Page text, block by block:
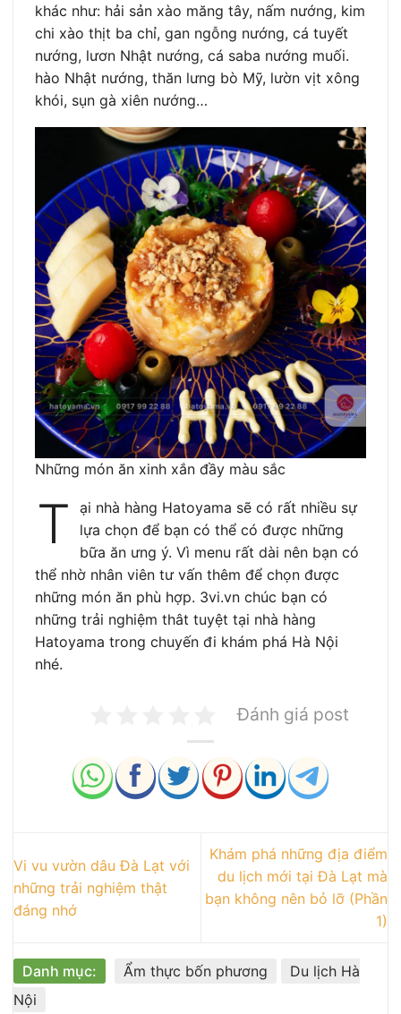
khác như: hải sản xào măng tây, nấm nướng, kim
chi xào thịt ba chỉ, gan ngỗng nướng, cá tuyết
nướng, lươn Nhật nướng, cá saba nướng muối.
hào Nhật nướng, thăn lưng bò Mỹ, lườn vịt xông
khói, sụn gà xiên nướng…
Những món ăn xinh xắn đầy màu sắc
T
ại nhà hàng Hatoyama sẽ có rất nhiều sự
lựa chọn để bạn có thể có được những
bữa ăn ưng ý. Vì menu rất dài nên bạn có
thể nhờ nhân viên tư vấn thêm để chọn được
những món ăn phù hợp. 3vi.vn chúc bạn có
những trải nghiệm thât tuyệt tại nhà hàng
Hatoyama trong chuyến đi khám phá Hà Nội
nhé.
Đánh giá post
Vi vu vườn dâu Đà Lạt với
những trải nghiệm thật
đáng nhớ
Khám phá những địa điểm
du lịch mới tại Đà Lạt mà
bạn không nên bỏ lỡ (Phần
1)
Danh mục: Ẩm thực bốn phương
Du lịch Hà
Nội